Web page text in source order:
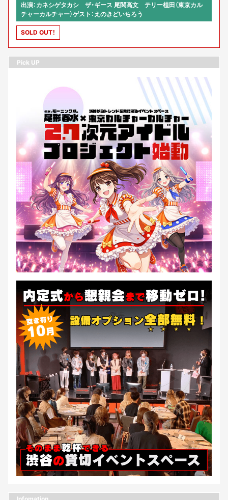
出演：カネシゲタカシ ザ・ギース 尾関高文 テリー植田（東京カル
チャーカルチャー）ゲスト：えのきどいちろう
SOLD OUT！
Pick UP